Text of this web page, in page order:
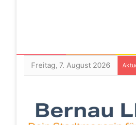
Freitag, 7. August 2026